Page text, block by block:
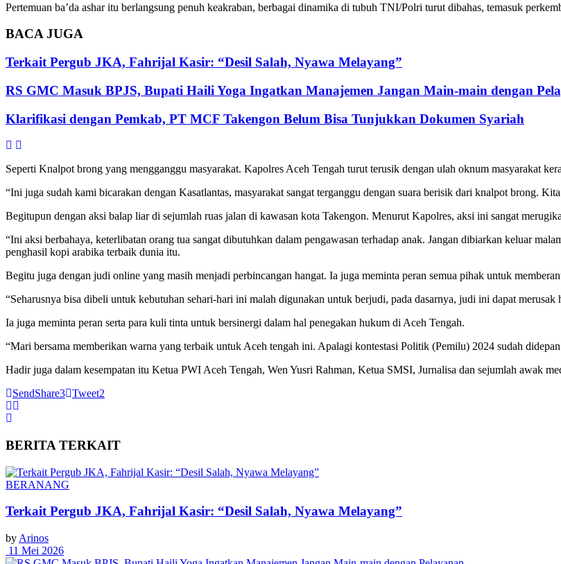
Pertemuan ba’da ashar itu berlangsung penuh keakraban, berbagai dinamika di tubuh TNI/Polri turut dibahas, temasuk
BACAJUGA
Terkait Pergub JKA, Fahrijal Kasir: “Desil Salah, Nyawa Melayang”
RS GMC Masuk BPJS, Bupati Haili Yoga Ingatkan Manajemen Jangan Main-main dengan
Klarifikasi dengan Pemkab, PT MCF Takengon Belum Bisa Tunjukkan Dokumen Syariah
Seperti Knalpot brong yang mengganggu masyarakat. Kapolres Aceh Tengah turut terusik dengan ulah oknum masyarakat
“Ini juga sudah kami bicarakan dengan Kasatlantas, masyarakat sangat terganggu dengan suara berisik dari knalpot brong.
Begitupun dengan aksi balap liar di sejumlah ruas jalan di kawasan kota Takengon. Menurut Kapolres, aksi ini sangat
“Ini aksi berbahaya, keterlibatan orang tua sangat dibutuhkan dalam pengawasan terhadap anak. Jangan dibiarkan keluar
penghasil kopi arabika terbaik dunia itu.
Begitu juga dengan judi online yang masih menjadi perbincangan hangat. Ia juga meminta peran semua pihak untuk
“Seharusnya bisa dibeli untuk kebutuhan sehari-hari ini malah digunakan untuk berjudi, pada dasarnya, judi ini dapat merusak
Ia juga meminta peran serta para kuli tinta untuk bersinergi dalam hal penegakan hukum di Aceh Tengah.
“Mari bersama memberikan warna yang terbaik untuk Aceh tengah ini. Apalagi kontestasi Politik (Pemilu) 2024 sudah
Hadir juga dalam kesempatan itu Ketua PWI Aceh Tengah, Wen Yusri Rahman, Ketua SMSI, Jurnalisa dan sejumlah awak
SendShare3 Tweet2
BERITA TERKAIT
BERANANG
Terkait Pergub JKA, Fahrijal Kasir: “Desil Salah, Nyawa Melayang”
by Arinos
11 Mei 2026